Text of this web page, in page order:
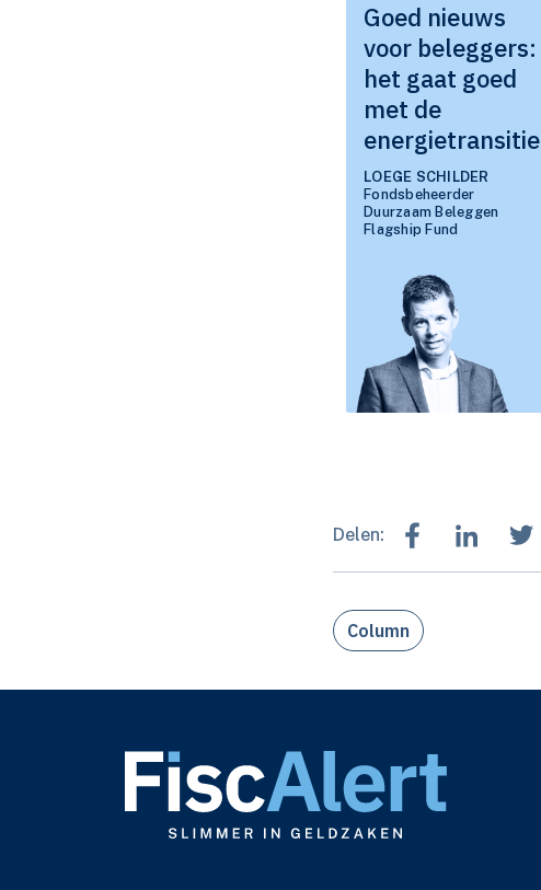
Goed nieuws
voor beleggers:
het gaat goed
met de
energietransitie
LOEGE SCHILDER
Fondsbeheerder
Duurzaam Beleggen
Flagship Fund
Delen:
Column